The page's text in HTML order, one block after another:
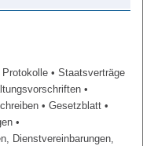
Protokolle • Staatsverträge
•
• Gesetzblatt •
•
Dienstvereinbarungen,